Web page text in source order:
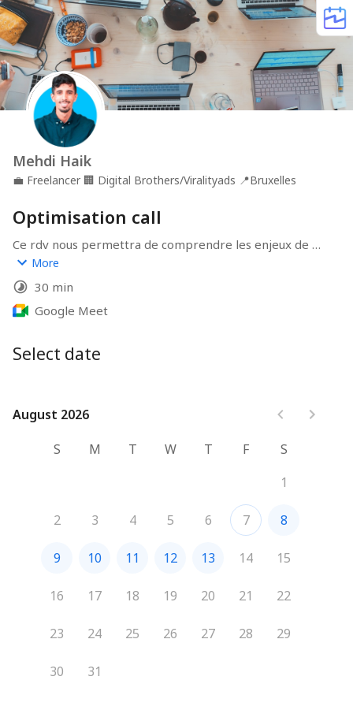
Mehdi Haik
💼 Freelancer 🏢 Digital Brothers/Viralityads 📍Bruxelles
Optimisation call
Ce rdv nous permettra de comprendre les enjeux de
votre business et trouver la stratégie parfaite adaptée.
More
30 min
Google Meet
Select date
August 2026
August 2026
S
M T W T F
S
1
2 3 4 5 6 7 8
9 10 11 12 13 14 15
16 17 18 19 20 21 22
23 24 25 26 27 28 29
30 31